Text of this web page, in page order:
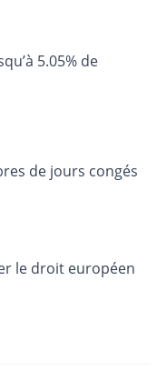
5.05% de
de jours congés
le droit européen